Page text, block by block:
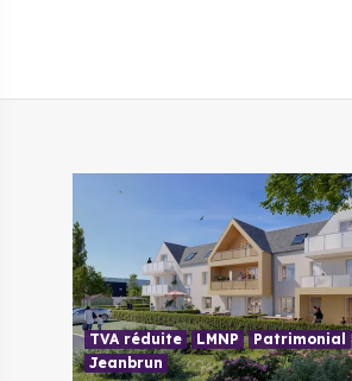
TVA réduite LMNP
Patrimonial
Jeanbrun